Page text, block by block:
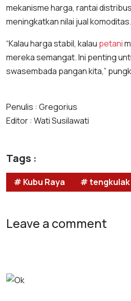
mekanisme harga, rantai
meningkatkan nilai jual komoditas.
“Kalau harga stabil, kalau petani
mereka semangat. Ini penting
swasembada pangan kita,”
Penulis : Gregorius
Editor : Wati Susilawati
Tags :
# Kubu Raya # tengkulak
Leave a comment